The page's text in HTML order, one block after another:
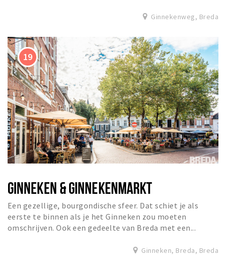
Ginnekenweg, Breda
GINNEKEN & GINNEKENMARKT
Een gezellige, bourgondische sfeer. Dat schiet je als
eerste te binnen als je het Ginneken zou moeten
omschrijven. Ook een gedeelte van Breda met een...
Ginneken, Breda, Breda